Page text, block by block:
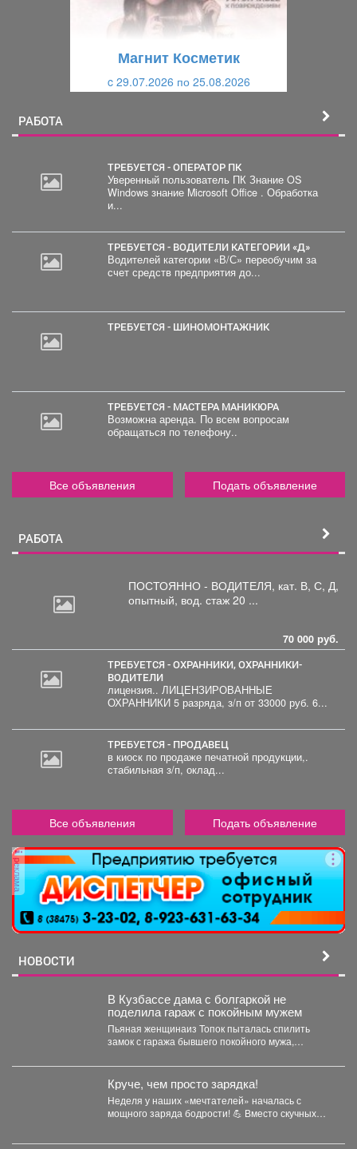
Магнит Косметик
c 29.07.2026 по 25.08.2026
РАБОТА
ТРЕБУЕТСЯ - ОПЕРАТОР ПК
Уверенный пользователь ПК Знание OS
Windows знание Microsoft Office . Обработка
и...
ТРЕБУЕТСЯ - ВОДИТЕЛИ КАТЕГОРИИ «Д»
Водителей категории «В/С» переобучим за
счет средств предприятия до...
ТРЕБУЕТСЯ - ШИНОМОНТАЖНИК
ТРЕБУЕТСЯ - МАСТЕРА МАНИКЮРА
Возможна аренда. По всем вопросам
обращаться по телефону..
Все объявления Подать объявление
РАБОТА
ПОСТОЯННО - ВОДИТЕЛЯ, кат. В, С, Д,
опытный, вод. стаж 20 ...
70 000 руб.
ТРЕБУЕТСЯ - ОХРАННИКИ, ОХРАННИКИ-
ВОДИТЕЛИ
лицензия.. ЛИЦЕНЗИРОВАННЫЕ
ОХРАННИКИ 5 разряда, з/п от 33000 руб. 6...
ТРЕБУЕТСЯ - ПРОДАВЕЦ
в киоск по продаже печатной продукции,.
стабильная з/п, оклад...
Все объявления Подать объявление
реклама
НОВОСТИ
В Кузбассе дама с болгаркой не
поделила гараж с покойным мужем
Пьяная женщинаиз Топок пыталась спилить
замок с гаража бывшего покойного мужа,
Круче, чем просто зарядка!
Неделя у наших «мечтателей» началась с
мощного заряда бодрости! 💪 Вместо скучных